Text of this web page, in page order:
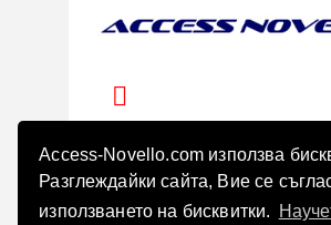
Access-Novello.com използва
Разглеждайки сайта, Вие се
използването на бисквитки.